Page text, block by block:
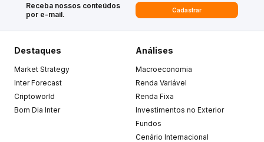
Receba nossos conteúdos
por e-mail.
Cadastrar
Destaques
Market Strategy
Inter Forecast
Criptoworld
Bom Dia Inter
Análises
Macroeconomia
Renda Variável
Renda Fixa
Investimentos no Exterior
Fundos
Cenário Internacional